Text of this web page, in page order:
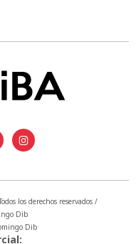
los derechos reservados /
Dib
Dib